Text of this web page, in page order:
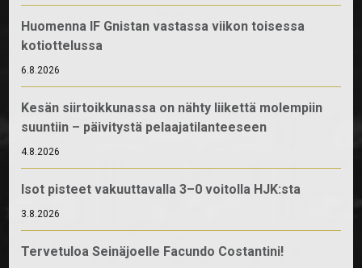
Huomenna IF Gnistan vastassa viikon toisessa
kotiottelussa
6.8.2026
Kesän siirtoikkunassa on nähty liikettä molempiin
suuntiin – päivitystä pelaajatilanteeseen
4.8.2026
Isot pisteet vakuuttavalla 3–0 voitolla HJK:sta
3.8.2026
Tervetuloa Seinäjoelle Facundo Costantini!